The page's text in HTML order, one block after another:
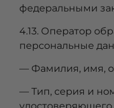
федеральными
4.13. Оператор
персональные
— Фамилия, имя,
— Тип, серия и